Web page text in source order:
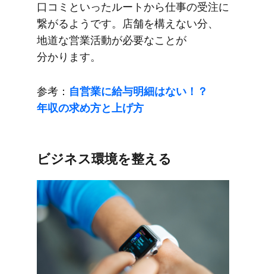
口コミと​いった​ルートから​仕事の​受注に​
繋がるようです。​店舗を​構えない分、​
地道な​営業活動が​必要な​ことが​
分かります。
参考： 自営業に​給与明細は​ない！？​
年収の​求め方と​上げ方​
ビジネス環境を​整える